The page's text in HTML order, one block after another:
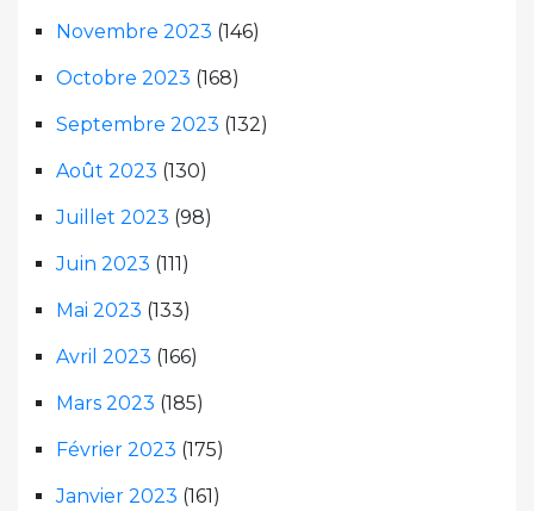
Novembre 2023 (146)
Octobre 2023 (168)
Septembre 2023 (132)
Août 2023 (130)
Juillet 2023 (98)
Juin 2023 (111)
Mai 2023 (133)
Avril 2023 (166)
Mars 2023 (185)
Février 2023 (175)
Janvier 2023 (161)